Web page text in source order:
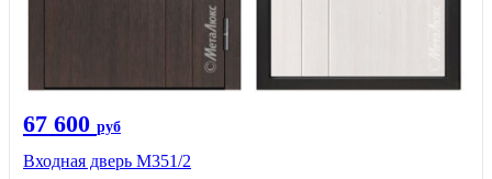
67 600 руб
Входная дверь М351/2